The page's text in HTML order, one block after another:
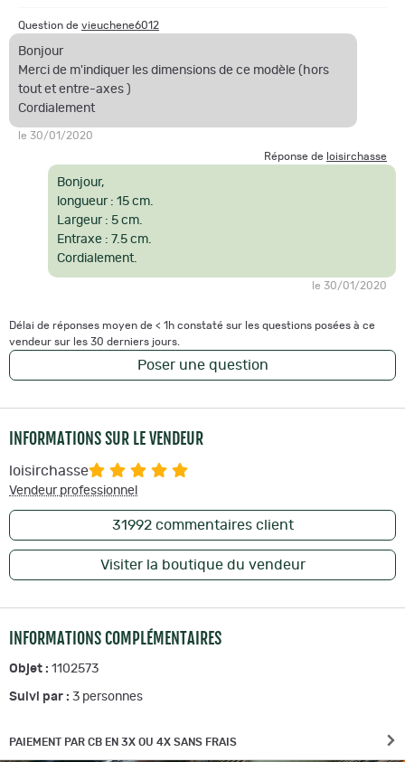
Question de vieuchene6012
Bonjour
Merci de m'indiquer les dimensions de ce modèle (hors
tout et entre-axes )
Cordialement
le 30/01/2020
Réponse de loisirchasse
Bonjour,
longueur : 15 cm.
Largeur : 5 cm.
Entraxe : 7.5 cm.
Cordialement.
le 30/01/2020
Délai de réponses moyen de < 1h constaté sur les questions posées à ce
vendeur sur les 30 derniers jours.
Poser une question
INFORMATIONS SUR LE VENDEUR
loisirchasse
Vendeur professionnel
31992commentaires client
Visiter la boutique du vendeur
INFORMATIONS COMPLÉMENTAIRES
Objet : 1102573
Suivi par : 3 personnes
PAIEMENT PAR CB EN 3X OU 4X SANS FRAIS